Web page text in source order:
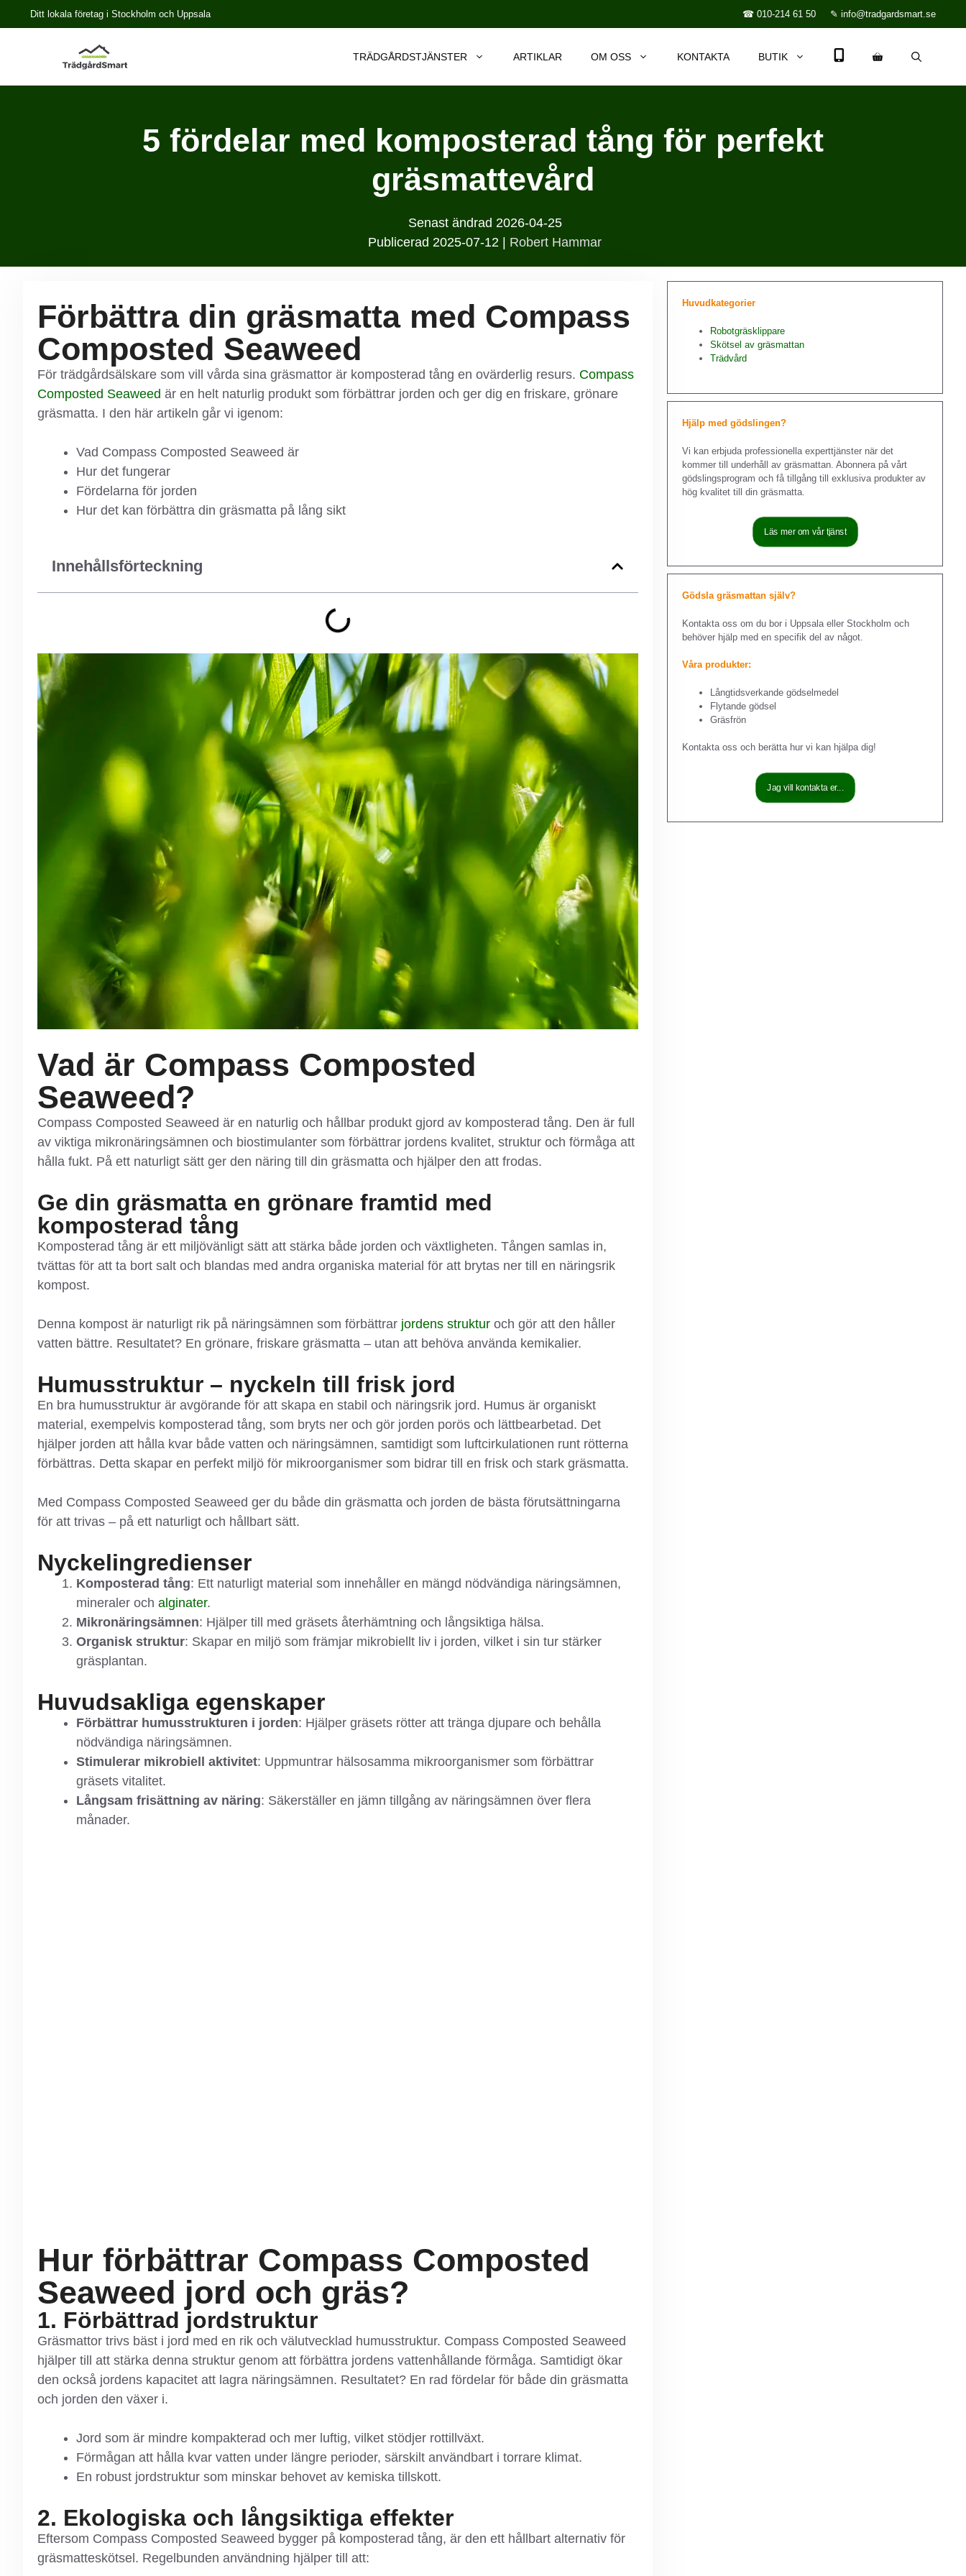
☎ 010-214 61 50 ✎ info@tradgardsmart.se
Ditt lokala företag i Stockholm och Uppsala
TRÄDGÅRDSTJÄNSTER ARTIKLAR OM OSS KONTAKTA BUTIK
5 fördelar med komposterad tång för perfekt
gräsmattevård
Senast ändrad 2026-04-25
Publicerad 2025-07-12 Robert Hammar
Förbättra din gräsmatta med Compass
Composted Seaweed
För trädgårdsälskare som vill vårda sina gräsmattor är komposterad tång en ovärderlig resurs. Compass
Composted Seaweed är en helt naturlig produkt som förbättrar jorden och ger dig en friskare, grönare
gräsmatta. I den här artikeln går vi igenom:
Vad Compass Composted Seaweed är
Hur det fungerar
Fördelarna för jorden
Hur det kan förbättra din gräsmatta på lång sikt
Innehållsförteckning
Vad är Compass Composted
Seaweed?
Compass Composted Seaweed är en naturlig och hållbar produkt gjord av komposterad tång. Den är full
av viktiga mikronäringsämnen och biostimulanter som förbättrar jordens kvalitet, struktur och förmåga att
hålla fukt. På ett naturligt sätt ger den näring till din gräsmatta och hjälper den att frodas.
Ge din gräsmatta en grönare framtid med
komposterad tång
Komposterad tång är ett miljövänligt sätt att stärka både jorden och växtligheten. Tången samlas in,
tvättas för att ta bort salt och blandas med andra organiska material för att brytas ner till en näringsrik
kompost.
Denna kompost är naturligt rik på näringsämnen som förbättrar jordens struktur och gör att den håller
vatten bättre. Resultatet? En grönare, friskare gräsmatta – utan att behöva använda kemikalier.
Humusstruktur – nyckeln till frisk jord
En bra humusstruktur är avgörande för att skapa en stabil och näringsrik jord. Humus är organiskt
material, exempelvis komposterad tång, som bryts ner och gör jorden porös och lättbearbetad. Det
hjälper jorden att hålla kvar både vatten och näringsämnen, samtidigt som luftcirkulationen runt rötterna
förbättras. Detta skapar en perfekt miljö för mikroorganismer som bidrar till en frisk och stark gräsmatta.
Med Compass Composted Seaweed ger du både din gräsmatta och jorden de bästa förutsättningarna
för att trivas – på ett naturligt och hållbart sätt.
Nyckelingredienser
Komposterad tång: Ett naturligt material som innehåller en mängd nödvändiga näringsämnen,
mineraler och alginater.
Mikronäringsämnen: Hjälper till med gräsets återhämtning och långsiktiga hälsa.
Organisk struktur: Skapar en miljö som främjar mikrobiellt liv i jorden, vilket i sin tur stärker
gräsplantan.
Huvudsakliga egenskaper
Förbättrar humusstrukturen i jorden: Hjälper gräsets rötter att tränga djupare och behålla
nödvändiga näringsämnen.
Stimulerar mikrobiell aktivitet: Uppmuntrar hälsosamma mikroorganismer som förbättrar
gräsets vitalitet.
Långsam frisättning av näring: Säkerställer en jämn tillgång av näringsämnen över flera
månader.
Hur förbättrar Compass Composted
Seaweed jord och gräs?
1. Förbättrad jordstruktur
Gräsmattor trivs bäst i jord med en rik och välutvecklad humusstruktur. Compass Composted Seaweed
hjälper till att stärka denna struktur genom att förbättra jordens vattenhållande förmåga. Samtidigt ökar
den också jordens kapacitet att lagra näringsämnen. Resultatet? En rad fördelar för både din gräsmatta
och jorden den växer i.
Jord som är mindre kompakterad och mer luftig, vilket stödjer rottillväxt.
Förmågan att hålla kvar vatten under längre perioder, särskilt användbart i torrare klimat.
En robust jordstruktur som minskar behovet av kemiska tillskott.
2. Ekologiska och långsiktiga effekter
Eftersom Compass Composted Seaweed bygger på komposterad tång, är den ett hållbart alternativ för
gräsmatteskötsel. Regelbunden användning hjälper till att:
Huvudkategorier
Robotgräsklippare
Skötsel av gräsmattan
Trädvård
Hjälp med gödslingen?
Vi kan erbjuda professionella experttjänster när det
kommer till underhåll av gräsmattan. Abonnera på vårt
gödslingsprogram och få tillgång till exklusiva produkter av
hög kvalitet till din gräsmatta.
Läs mer om vår tjänst
Gödsla gräsmattan själv?
Kontakta oss om du bor i Uppsala eller Stockholm och
behöver hjälp med en specifik del av något.
Våra produkter:
Långtidsverkande gödselmedel
Flytande gödsel
Gräsfrön
Kontakta oss och berätta hur vi kan hjälpa dig!
Jag vill kontakta er...